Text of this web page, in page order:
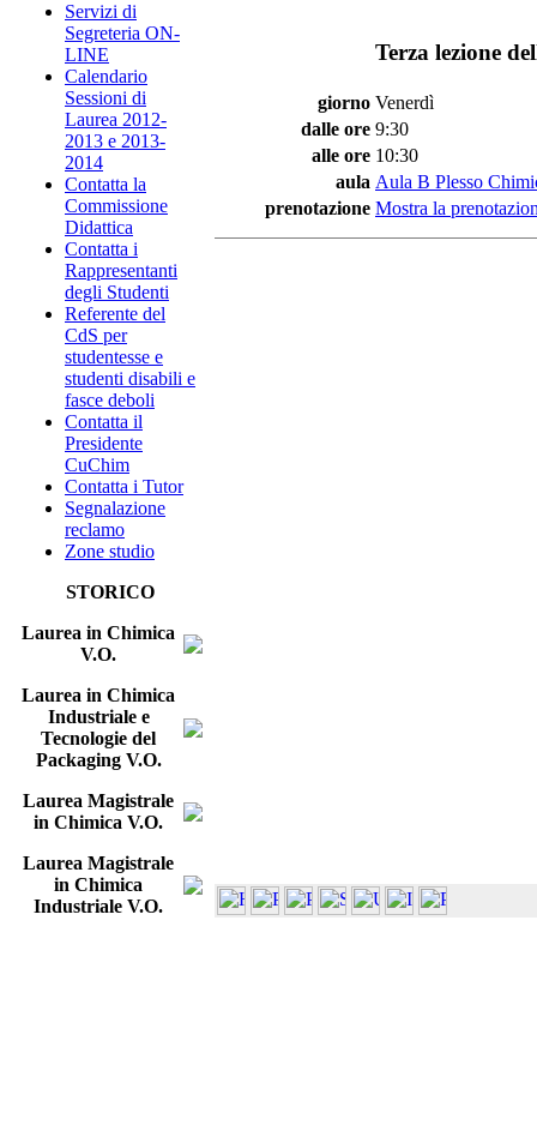
Servizi di
Segreteria ON-
LINE
Calendario
Sessioni di
Laurea 2012-
2013 e 2013-
2014
Contatta la
Commissione
Didattica
Contatta i
Rappresentanti
degli Studenti
Referente del
CdS per
studentesse e
studenti disabili e
fasce deboli
Contatta il
Presidente
CuChim
Contatta i Tutor
Segnalazione
reclamo
Zone studio
STORICO
Laurea in Chimica
V.O.
Laurea in Chimica
Industriale e
Tecnologie del
Packaging V.O.
Laurea Magistrale
in Chimica V.O.
Laurea Magistrale
in Chimica
Industriale V.O.
Terza lezione
giorno Venerdì
dalle ore 9:30
alle ore 10:30
aula Aula B Plesso
prenotazione Mostra la